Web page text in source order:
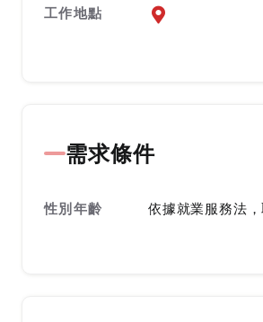
工作地點 前往查看地圖
需求條件
性別年齡 依據就業服務法，